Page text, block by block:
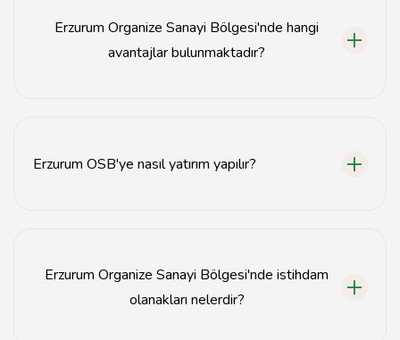
Erzurum Organize Sanayi Bölgesi'nde hangi
avantajlar bulunmaktadır?
Erzurum OSB'ye nasıl yatırım yapılır?
Erzurum Organize Sanayi Bölgesi'nde istihdam
olanakları nelerdir?